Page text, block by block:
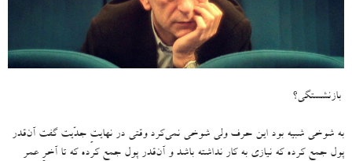
بازنشستگی؟
به شوخی شبیه بود این حرف ولی شوخی نمی‌کرد وقتی در نهایتِ جدّیت گفت آن‌قدر
پول جمع کرده که نیازی به کار نداشته باشد و آن‌قدر پول جمع کرده که تا آخرِ عمر